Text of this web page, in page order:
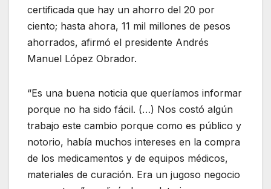
certificada que hay un ahorro del 20 por
ciento; hasta ahora, 11 mil millones de pesos
ahorrados, afirmó el presidente Andrés
Manuel López Obrador.
“Es una buena noticia que queríamos informar
porque no ha sido fácil. (…) Nos costó algún
trabajo este cambio porque como es público y
notorio, había muchos intereses en la compra
de los medicamentos y de equipos médicos,
materiales de curación. Era un jugoso negocio